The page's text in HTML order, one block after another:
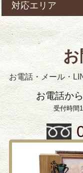
対応エリア
お電話・メール・
お電話か
受付時間